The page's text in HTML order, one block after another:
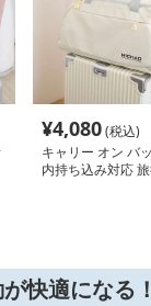
¥4,080(税込)
キャリー オン バ
内持ち込み対応
快適になる